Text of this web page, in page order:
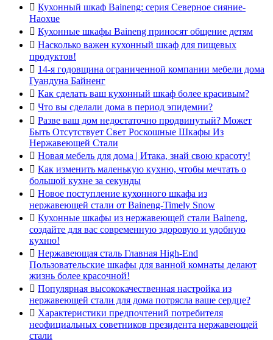
 Кухонный шкаф Baineng: серия Северное сияние-
Haoxue
 Кухонные шкафы Baineng приносят общение детям
 Насколько важен кухонный шкаф для пищевых
продуктов!
 14-я годовщина ограниченной компании мебели дома
Гуандуна Байненг
 Как сделать ваш кухонный шкаф более красивым?
 Что вы сделали дома в период эпидемии?
 Разве ваш дом недостаточно продвинутый? Может
Быть Отсутствует Свет Роскошные Шкафы Из
Нержавеющей Стали
 Новая мебель для дома | Итака, знай свою красоту!
 Как изменить маленькую кухню, чтобы мечтать о
большой кухне за секунды
 Новое поступление кухонного шкафа из
нержавеющей стали от Baineng-Timely Snow
 Кухонные шкафы из нержавеющей стали Baineng,
создайте для вас современную здоровую и удобную
кухню!
 Нержавеющая сталь Главная High-End
Пользовательские шкафы для ванной комнаты делают
жизнь более красочной!
 Популярная высококачественная настройка из
нержавеющей стали для дома потрясла ваше сердце?
 Характеристики предпочтений потребителя
неофициальных советников президента нержавеющей
стали